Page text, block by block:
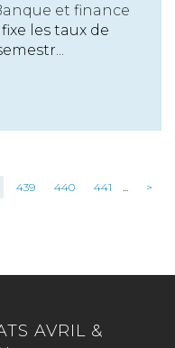
et finance
les taux de
439 440 441 ... >
AVRIL &